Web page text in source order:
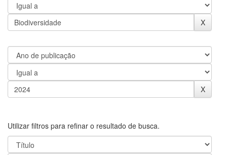
Utilizar filtros para refinar o resultado de busca.